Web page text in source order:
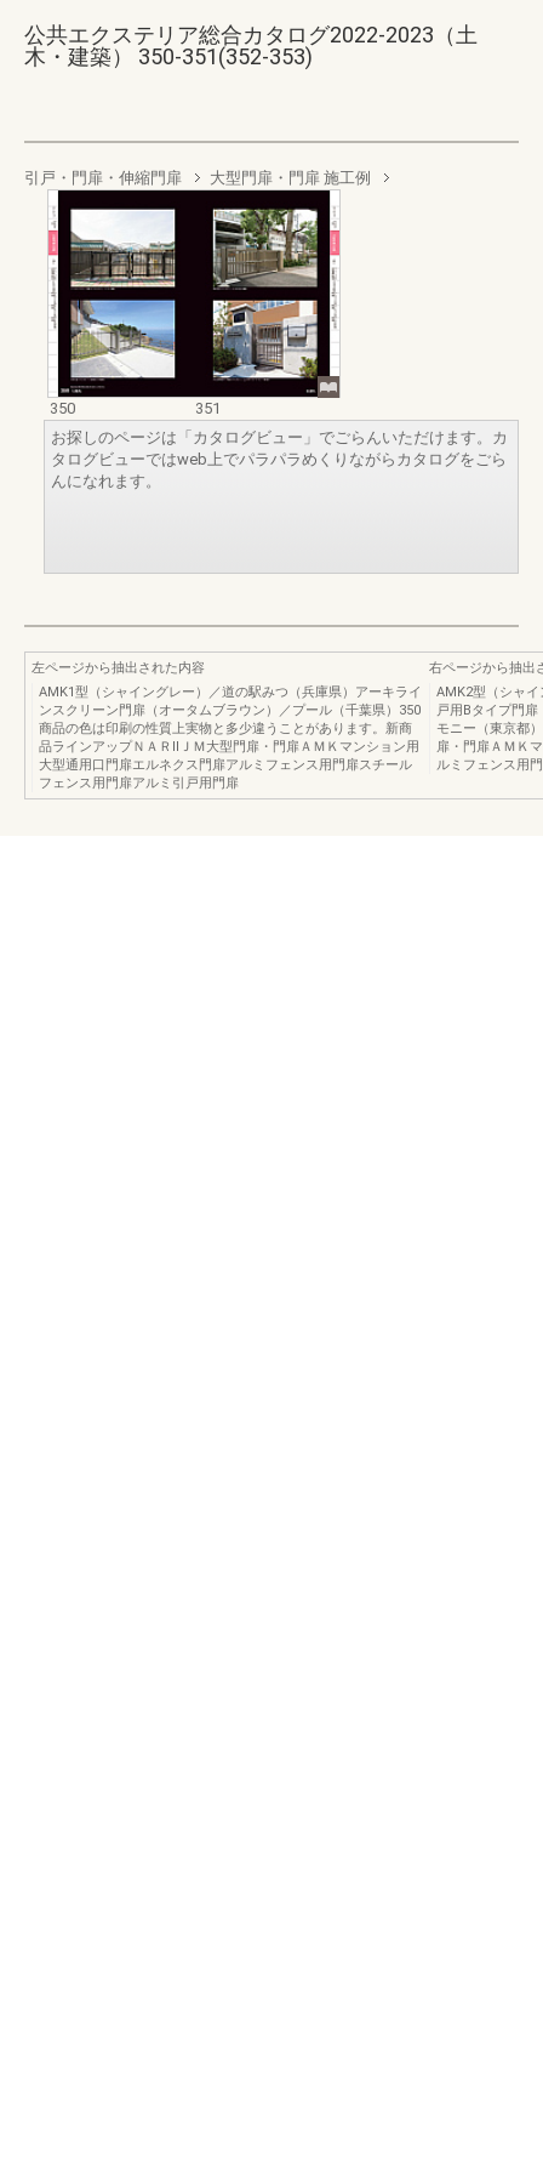
公共エクステリア総合カタログ2022-2023（土
木・建築） 350-351(352-353)
引戸・門扉・伸縮門扉 大型門扉・門扉 施工例
350
351
お探しのページは「カタログビュー」でごらんいただけます。カ
タログビューではweb上でパラパラめくりながらカタログをごら
んになれます。
左ページから抽出された内容
AMK1型（シャイングレー）／道の駅みつ（兵庫県）アーキライ
ンスクリーン門扉（オータムブラウン）／プール（千葉県）350
商品の色は印刷の性質上実物と多少違うことがあります。新商
品ラインアップＮＡＲⅡＪＭ大型門扉・門扉ＡＭＫマンション用
大型通用口門扉エルネクス門扉アルミフェンス用門扉スチール
フェンス用門扉アルミ引戸用門扉
右ページから抽出
AMK2型（シャ
戸用Bタイプ門
モニー（東京都
扉・門扉ＡＭＫ
ルミフェンス用